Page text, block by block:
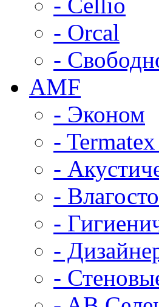
- Orcal
-
AMF
- Эконом
-
-
-
-
-
-